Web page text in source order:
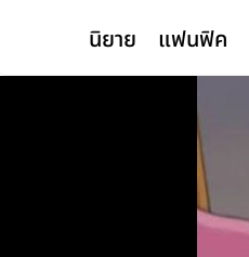
นิยาย แฟนฟิค